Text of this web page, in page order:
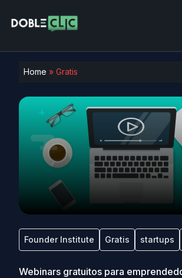
Home » Gratis
Founder Institute Gratis startups
Webinars gratuitos para